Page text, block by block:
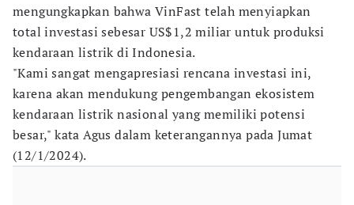
mengungkapkan bahwa VinFast telah menyiapkan
total investasi sebesar US$1,2 miliar untuk produksi
kendaraan listrik di Indonesia.
"Kami sangat mengapresiasi rencana investasi ini,
karena akan mendukung pengembangan ekosistem
kendaraan listrik nasional yang memiliki potensi
besar," kata Agus dalam keterangannya pada Jumat
(12/1/2024).